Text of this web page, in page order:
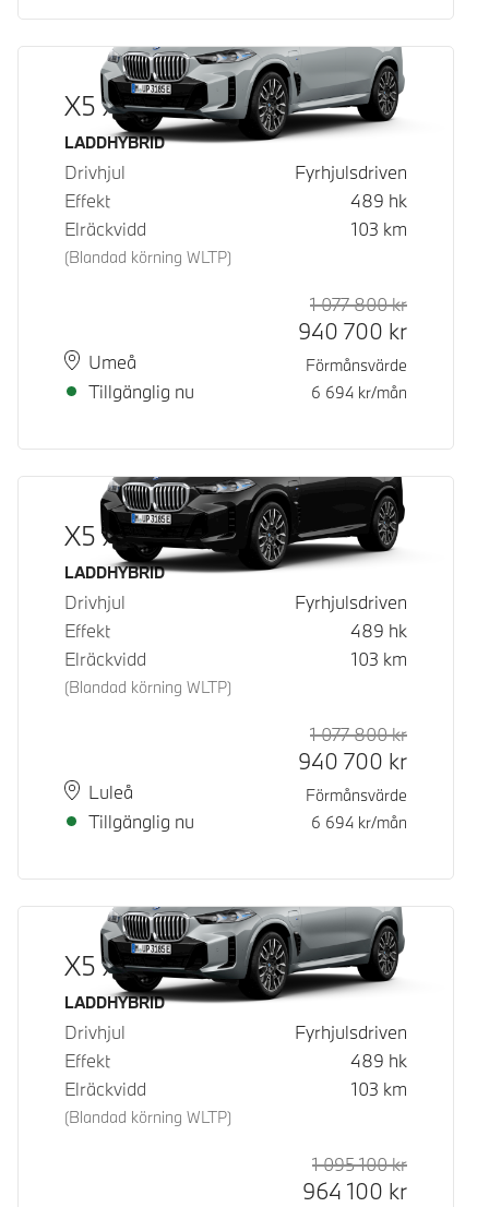
X5 xDrive50e
Bränsle
LADDHYBRID
Drivhjul
Fyrhjulsdriven
Effekt
489 hk
Elräckvidd
(Blandad körning WLTP)
103 km
PlatsUmeå
Leveranstid
Tillgänglig nu
Rek. ord
1 077 800kr
940 700 kr
Förmånsvärde
6 694 kr/mån
X5 xDrive50e
Bränsle
LADDHYBRID
Drivhjul
Fyrhjulsdriven
Effekt
489 hk
Elräckvidd
(Blandad körning WLTP)
103 km
PlatsLuleå
Leveranstid
Tillgänglig nu
Rek. ord
1 077 800kr
940 700 kr
Förmånsvärde
6 694 kr/mån
X5 xDrive50e
Bränsle
LADDHYBRID
Drivhjul
Fyrhjulsdriven
Effekt
489 hk
Elräckvidd
(Blandad körning WLTP)
103 km
Rek. ord
1 095 100kr
964 100 kr